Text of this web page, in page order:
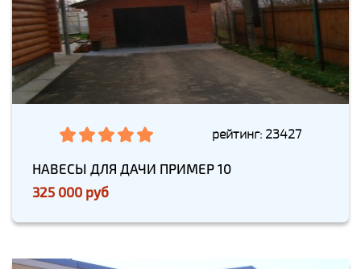
рейтинг: 23427
НАВЕСЫ ДЛЯ ДАЧИ ПРИМЕР 10
325 000 руб